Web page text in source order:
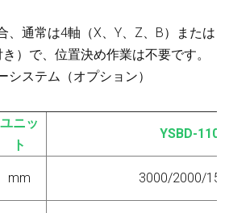
、通常は4軸（X、Y、Z、B）または
）で、位置決め作業は不要です。
ステム（オプション）
ユニッ
ト
YSBD-110/
mm 3000/2000/